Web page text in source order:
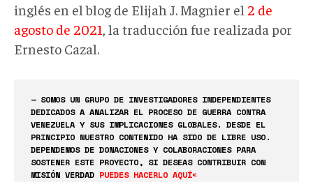
inglés en el blog de Elijah J. Magnier el 2 de
agosto de 2021, la traducción fue realizada por
Ernesto Cazal.
— SOMOS UN GRUPO DE INVESTIGADORES INDEPENDIENTES
DEDICADOS A ANALIZAR EL PROCESO DE GUERRA CONTRA
VENEZUELA Y SUS IMPLICACIONES GLOBALES. DESDE EL
PRINCIPIO NUESTRO CONTENIDO HA SIDO DE LIBRE USO.
DEPENDEMOS DE DONACIONES Y COLABORACIONES PARA
SOSTENER ESTE PROYECTO, SI DESEAS CONTRIBUIR CON
MISIÓN VERDAD PUEDES HACERLO AQUÍ<